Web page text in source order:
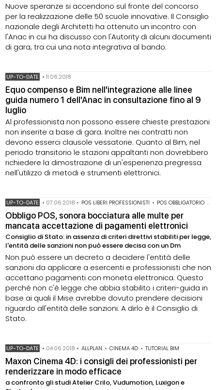
Nuove speranze si accendono sul fronte del concorso
per la realizzazione delle 50 scuole innovative. Il Consiglio
nazionale degli Architetti ha ottenuto un incontro con
l'Anac in cui ha discusso con l'Autority di alcuni documenti
di gara, tra cui una nota integrativa al bando.
UP-TO-DATE •11.06.2018
Equo compenso e Bim nell'integrazione alle linee
guida numero 1 dell'Anac in consultazione fino al 9
luglio
Al professionista non possono essere chieste prestazioni
non inserite a base di gara. Inoltre nei contratti non
devono esserci clausole vessatorie. Quanto al Bim, nel
periodo transitorio le stazioni appaltanti non dovrebbero
richiedere la dimostrazione di un'esperienza pregressa
nell'utilizzo di metodi e strumenti elettronici.
UP-TO-DATE • 07.06.2018 • POS LIBERI PROFESSIONISTI • POS OBBLIGATORIO •
Obbligo POS, sonora bocciatura alle multe per
mancata accettazione di pagamenti elettronici
Consiglio di Stato: in assenza di criteri direttivi stabiliti per legge,
l'entità delle sanzioni non può essere decisa con un Dm
Non può essere un decreto a decidere l'entità delle
sanzioni da applicare a esercenti e professionisti che non
accettano pagamenti con moneta elettronica. Questo
perché non c'è legge che abbia stabilito i criteri-guida in
base ai quali il Mise avrebbe dovuto prendere decisioni
riguardo all'entità delle sanzioni. A dirlo è il Consiglio di
Stato.
UP-TO-DATE • 04.06.2018 • ALLPLAN • CINEMA 4D • TUTORIAL BIM
Maxon Cinema 4D: i consigli dei professionisti per
renderizzare in modo efficace
a confronto gli studi Atelier Crilo, Vudumotion, Luxigon e